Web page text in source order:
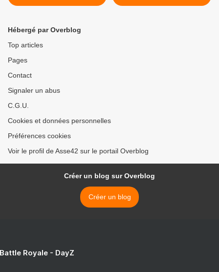
Hébergé par Overblog
Top articles
Pages
Contact
Signaler un abus
C.G.U.
Cookies et données personnelles
Préférences cookies
Voir le profil de Asse42 sur le portail Overblog
Créer un blog sur Overblog
Créer un blog
Royale - DayZ